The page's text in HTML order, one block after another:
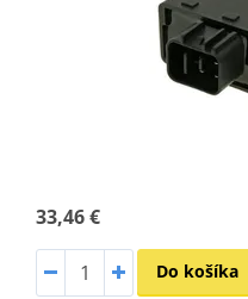
33,46 €
Do košíka